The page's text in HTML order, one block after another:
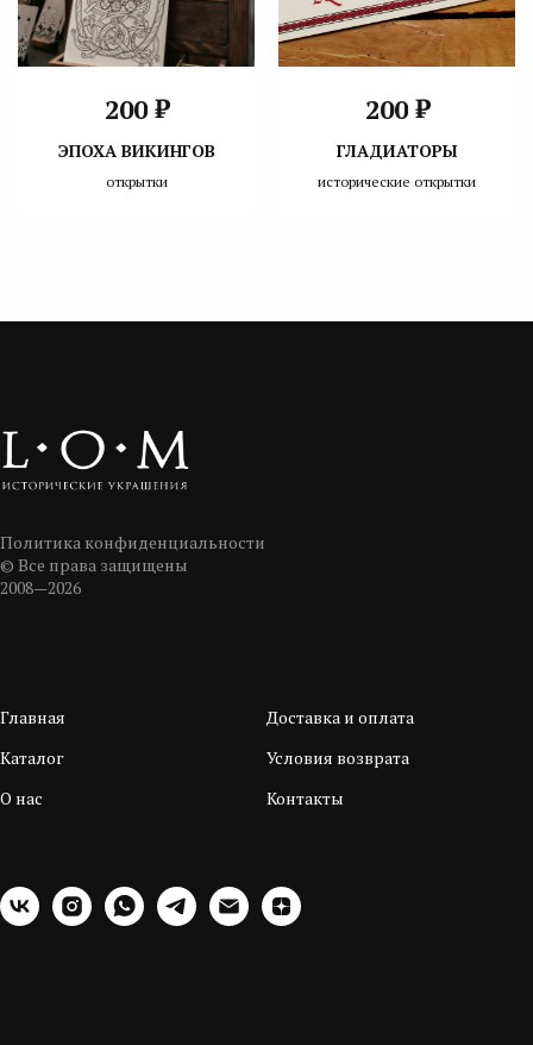
200 ₽
ЭПОХА ВИКИНГОВ
открытки
200 ₽
ГЛАДИАТОРЫ
исторические открытки
Политика конфиденциальности
© Все права защищены
2008—2026
Главная
Каталог
О нас
Доставка и оплата
Условия возврата
Контакты